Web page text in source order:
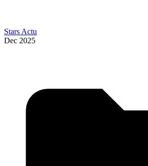
Stars Actu
Dec 2025